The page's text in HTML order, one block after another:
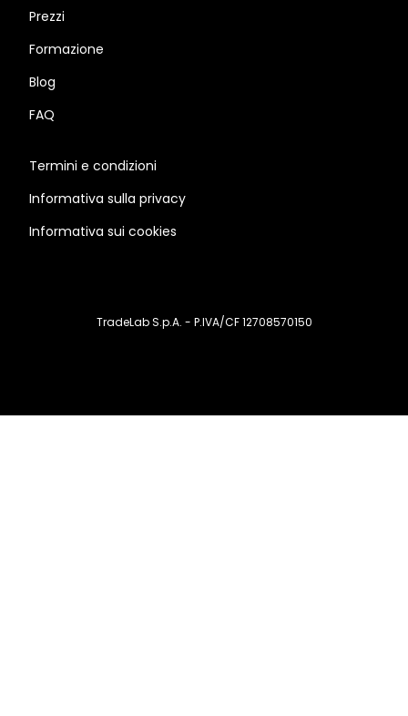
Prezzi
Formazione
Blog
FAQ
Termini e condizioni
Informativa sulla privacy
Informativa sui cookies
TradeLab S.p.A. - P.IVA/CF 12708570150